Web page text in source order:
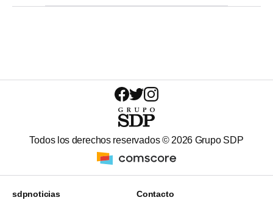
Todos los derechos reservados © 2026 Grupo SDP
sdpnoticias Contacto